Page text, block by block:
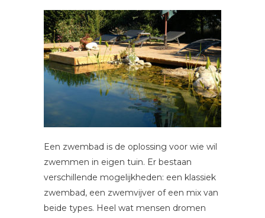
Een zwembad is de oplossing voor wie wil
zwemmen in eigen tuin. Er bestaan
verschillende mogelijkheden: een klassiek
zwembad, een zwemvijver of een mix van
beide types. Heel wat mensen dromen